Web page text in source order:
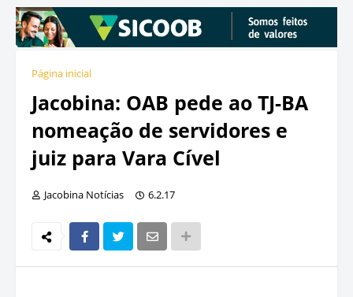
Página inicial
Jacobina: OAB pede ao TJ-BA
nomeação de servidores e
juiz para Vara Cível
Jacobina Notícias 6.2.17